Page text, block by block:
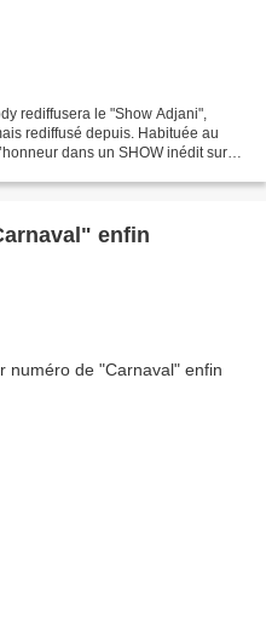
rediffusera le "Show Adjani",
rediffusé depuis. Habituée au
dans un SHOW inédit sur
enfin